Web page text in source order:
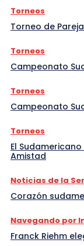
Torneos
Torneo de
Torneos
Campeonato
Torneos
Campeonato
Torneos
El
Amistad
Noticias de la
Corazón
Navegando por
Franck Riehm